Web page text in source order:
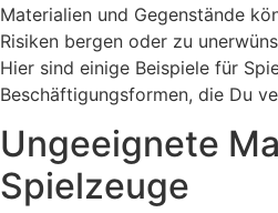
Materialien und Gegenstände
Risiken bergen oder zu
Hier sind einige Beispiele für
Beschäftigungsformen, die Du
Ungeeignete
Spielzeuge